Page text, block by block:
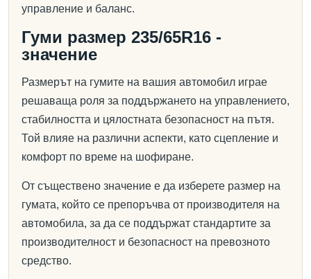
управление и баланс.
Гуми размер 235/65R16 -
значение
Размерът на гумите на вашия автомобил играе
решаваща роля за поддържането на управлението,
стабилността и цялостната безопасност на пътя.
Той влияе на различни аспекти, като сцепление и
комфорт по време на шофиране.
От съществено значение е да изберете размер на
гумата, който се препоръчва от производителя на
автомобила, за да се поддържат стандартите за
производителност и безопасност на превозното
средство.